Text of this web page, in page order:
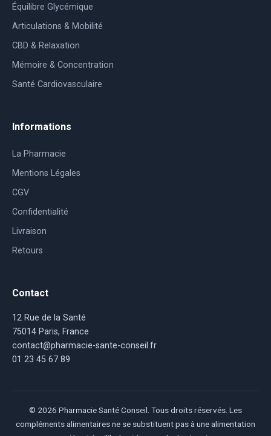
Équilibre Glycémique
Articulations & Mobilité
CBD & Relaxation
Mémoire & Concentration
Santé Cardiovasculaire
Informations
La Pharmacie
Mentions Légales
CGV
Confidentialité
Livraison
Retours
Contact
12 Rue de la Santé
75014 Paris, France
contact@pharmacie-sante-conseil.fr
01 23 45 67 89
© 2026 Pharmacie Santé Conseil. Tous droits réservés. Les
compléments alimentaires ne se substituent pas à une alimentation